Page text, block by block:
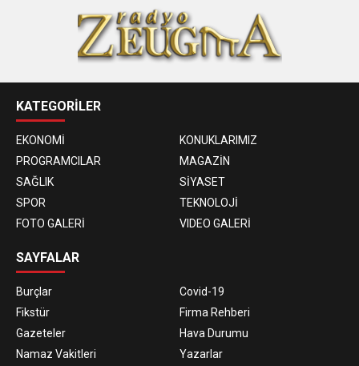
KATEGORİLER
EKONOMİ
KONUKLARIMIZ
PROGRAMCILAR
MAGAZİN
SAĞLIK
SİYASET
SPOR
TEKNOLOJİ
FOTO GALERİ
VIDEO GALERİ
SAYFALAR
Burçlar
Covid-19
Fikstür
Firma Rehberi
Gazeteler
Hava Durumu
Namaz Vakitleri
Yazarlar